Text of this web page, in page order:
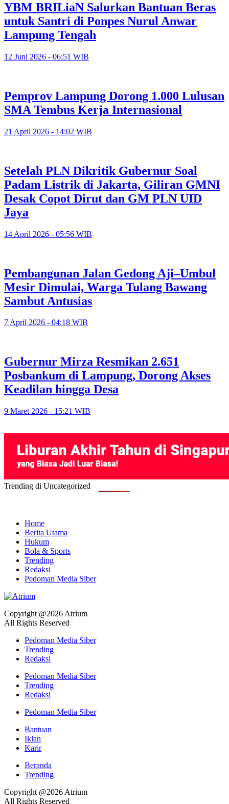
YBM BRILiaN Salurkan Bantuan Beras
untuk Santri di Ponpes Nurul Anwar
Lampung Tengah
12 Juni 2026 - 06:51 WIB
Pemprov Lampung Dorong 1.000 Lulusan
SMA Tembus Kerja Internasional
21 April 2026 - 14:02 WIB
Setelah PLN Dikritik Gubernur Soal
Padam Listrik di Jakarta, Giliran GMNI
Desak Copot Dirut dan GM PLN UID
Jaya
14 April 2026 - 05:56 WIB
Pembangunan Jalan Gedong Aji–Umbul
Mesir Dimulai, Warga Tulang Bawang
Sambut Antusias
7 April 2026 - 04:18 WIB
Gubernur Mirza Resmikan 2.651
Posbankum di Lampung, Dorong Akses
Keadilan hingga Desa
9 Maret 2026 - 15:21 WIB
Trending di Uncategorized
Home
Berita Utama
Hukum
Bola & Sports
Trending
Redaksi
Pedoman Media Siber
Copyright @2026 Atrium
All Rights Reserved
Pedoman Media Siber
Trending
Redaksi
Pedoman Media Siber
Trending
Redaksi
Pedoman Media Siber
Bantuan
Iklan
Karir
Beranda
Trending
Copyright @2026 Atrium
All Rights Reserved